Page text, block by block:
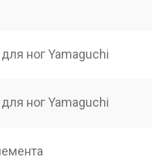
ног Yamaguchi
ног Yamaguchi